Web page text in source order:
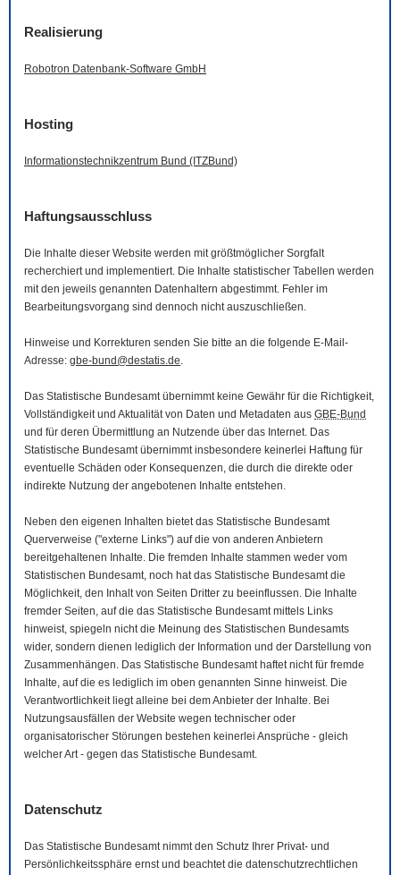
Realisierung
Robotron Datenbank-Software GmbH
Hosting
Informationstechnikzentrum Bund (ITZBund)
Haftungsausschluss
Die Inhalte dieser Website werden mit größtmöglicher Sorgfalt
recherchiert und implementiert. Die Inhalte statistischer Tabellen werden
mit den jeweils genannten Datenhaltern abgestimmt. Fehler im
Bearbeitungsvorgang sind dennoch nicht auszuschließen.
Hinweise und Korrekturen senden Sie bitte an die folgende E-Mail -
Adresse: gbe-bund@destatis.de.
Das Statistische Bundesamt übernimmt keine Gewähr für die Richtigkeit,
Vollständigkeit und Aktualität von Daten und Metadaten aus GBE-Bund
und für deren Übermittlung an Nutzende über das Internet. Das
Statistische Bundesamt übernimmt insbesondere keinerlei Haftung für
eventuelle Schäden oder Konsequenzen, die durch die direkte oder
indirekte Nutzung der angebotenen Inhalte entstehen.
Neben den eigenen Inhalten bietet das Statistische Bundesamt
Querverweise ("externe Links") auf die von anderen Anbietern
bereitgehaltenen Inhalte. Die fremden Inhalte stammen weder vom
Statistischen Bundesamt, noch hat das Statistische Bundesamt die
Möglichkeit, den Inhalt von Seiten Dritter zu beeinflussen. Die Inhalte
fremder Seiten, auf die das Statistische Bundesamt mittels Links
hinweist, spiegeln nicht die Meinung des Statistischen Bundesamts
wider, sondern dienen lediglich der Information und der Darstellung von
Zusammenhängen. Das Statistische Bundesamt haftet nicht für fremde
Inhalte, auf die es lediglich im oben genannten Sinne hinweist. Die
Verantwortlichkeit liegt alleine bei dem Anbieter der Inhalte. Bei
Nutzungsausfällen der Website wegen technischer oder
organisatorischer Störungen bestehen keinerlei Ansprüche - gleich
welcher Art - gegen das Statistische Bundesamt.
Datenschutz
Das Statistische Bundesamt nimmt den Schutz Ihrer Privat- und
Persönlichkeitssphäre ernst und beachtet die datenschutzrechtlichen